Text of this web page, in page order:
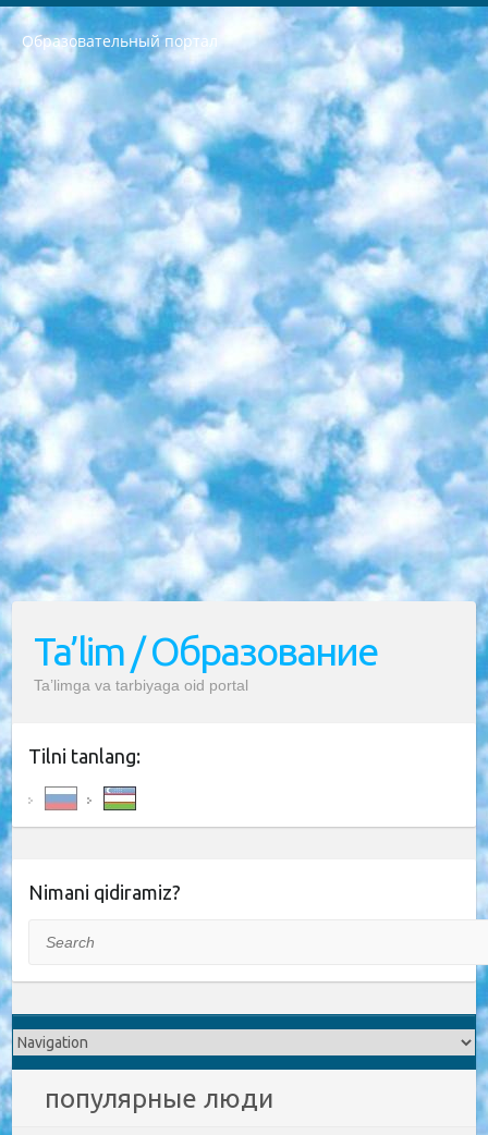
Образовательный портал
РЕСПУБЛИКА УЗБЕКИСТАН МИНИСТРЕРСТВО ДОШКОЛЬНОГО И ШКОЛЬНОГО ОБРАЗОВАНИЯ КОМАНДА в общеобразовательных учреждениях в 2023-2024 учебном году организация и проведение итоговой государственной аттестации обучающихся о Министра дошкольного и школьного образования Республики Узбекистан от 4 марта 2008 года (постановлением Минюста от 20 марта 2008 года № 1778 государственной регистрации) «Итоговое состояние учащихся общего среднего образования на основании положения об утверждении положения об аттестации общего среднего образования выпускной экзамен студентов в образовательных учреждениях в 2023-2024 учебном году В целях организации и прохождения аттестации приказываю: 1. Следующее: перечень предметов, по которым будет проводиться итоговая государственная аттестация и экзамен формы перевода согласно приложению 1; сертификаты международного образца, оценивающие уровень владения иностранными языками перечень согласно приложению 2; 2. Педагогический при специализированных образовательных учреждениях. научно-практический центр квалификации и международной оценки (Д.Давидова) 2024 г. До 25 марта: задания по предметам, по которым будет проводиться итоговая аттестация разработка и утверждение технических условий; итоговая аттестация на основании разработанного предметного задания разработка вопросов по предметам (устно и письменно), экзамен передача; общеобразовательные средние школы и специальные учебные заведения учащиеся выпускных классов школ и интернатов в агентской системе подготовка базы данных экзаменационных материалов и критериев оценки; перевод базы экзаменационных материалов на все языки обучения подать в Республиканский образовательный центр для изготовления; варианты экзаменов на основе разработанных контрольных материалов пусть будут поставлены задачи формирования. 3. Республиканский образовательный центр (Ш.Худайкулов) до 5 апреля 2024 года. до: база данных предоставленных экзаменационных материалов на все языки обучения перевод и экспертиза; для слепых, слабовидящих, глухих, слабослышащих и умственно отсталых детей учащиеся выпускных классов специализированных школ и школ-интернатов база данных экзаменационных материалов на всех преподаваемых языках подготовка критериев оценки; специализированные школы для умственно отсталых детей и технологии для учащихся выпускных классов школ-интернатов разработка соответствующих рекомендаций и критериев проведения ЕГЭ по естествознанию давать задания. 4. Педагогический при специализированных образовательных учреждениях. Научно-практический центр навыков и международной оценки (Д.Давидова), Республика образовательный центр (Худайкулов Ш.) итоговый государственный аттестационный экзамен ориентирован на творческое и логическое мышление при подготовке базы материалов учитывать введение заданий. 5. Следует отметить, что: сертификат государственного образца о знании общеобразовательного предмета и как минимум национальный уровень B1 по предметам на иностранных языках, указанным в Приложении 2. или международно признанный сертификат эквивалентного уровня студенты, изучающие определенный предмет, освобождаются от экзамена; по соответствующим предметам запланирована итоговая государственная аттестация за день до дня, путем жеребьевки Рабочей группой (в письменной форме по предметам, проводимым в форме) из числа сформированных вариантов выбрано 2 варианта; 2 выбранных варианта экзамена анонсированы на официальном сайте министерства и все выпускники по всей стране на основе этих вариантов проводит итоговую государственную аттестацию. 6. Государственное образование учащихся средних общеобразовательных учреждений. знания в соответствии с квалификационными требованиями, которые необходимо приобрести на основании стандартов итоговый (выпускной) контроль для 9 и 11 классов в целях тестирования Экзамены (далее – экзамены) состоят из предметов, перечисленных в приложении 1. будет сделано. 7. Экзамены пройдут с 26 мая по 15 июня 2024 г. (кроме науки физического воспитания). 8. Физическая для учащихся 9 классов общесредних образовательных учреждений. Экзамены по предмету «Образование, квалификация медицина» 1-6 мая 2024 года. сотрудники перевести под присмотр (с отклонениями в физическом или умственном развитии) специализированная школа для детей, школы-интернаты и со сколиозом школы-интернаты санаторного типа для больных детей исключены). 9. Он был слепым, слабовидящим и имел нарушения опорно-двигательного аппарата. экзамены в специализированных школах и интернатах для детей должны проводиться исходя из требований, предъявляемых к общеобразовательным учреждениям (физкультура кроме науки). 10. Специализированная школа для глухих и слабослышащих детей. и экзамены в интернатах и быть реализован в виде письменного теста по математике. 11. Специальность для умственно отсталых детей. Для 9 класса Родной язык и литературное письмо Государственный язык (язык обучения – узбекский). для неклассов) написано Математическое письмо Письменная/устная история Узбекистана Физическое воспитание практично Итоговый контроль Для 11 класса Написание родного языка и литературы (эссе) Математическое письмо Узбекский язык (обучение на узбекском языке) не посещающее общее среднее образование для учреждений)/Образовательное учреждение выбор письменный и устный Иностранный язык письменный/устный Письменная/устная история Узбекистана *По выбору студента:  Химия  Физика  Основы государственного права  География 10 бесплатных образовательных ресурсов - Мы составили подборку онлайн-проектов с интерактивными упражнениями, видеолекциями и статьями. Они помогут вам обрести новые и освежить старые знания бесплатно. 1. «ИНТУИТ» Старейшая образовательная площадка Рунета. Здесь вы найдёте сотни текстовых и видеокурсов на десятки различных тем — от программирования до психологии. Многие курсы подготовлены российскими университетами и крупными международными компаниями вроде Intel и Microsoft. Самостоятельное обучение бесплатное, но желающие могут оплатить услуги персональных наставников. 2. «Смартия» знакомит с актуальными профессиями и подсказывает, как им обучаться. Выбрав заинтересовавшую вас специальность — SMM-специалист, фотограф, веб-дизайнер или другую, — увидите список необходимых для неё умений. Чтобы вы могли освоить их самостоятельно, для каждого умения площадка отображает подборку ссылок на учебные материалы. Хотя «Смартия» ориентируется на русскоязычную аудиторию, часть контента всё же доступна только на английском. 3. «Лекторий Физтеха» Проект Московского физико-технического института (Физтеха). С его помощью вы можете смотреть онлайн серии лекций, записанные на видео в этом вузе. В числе доступных предметов — физика, биология, химия, информационные технологии и другие. К некоторым лекциям администрация ресурса прилагает готовые конспекты, которые можно скачивать в PDF-формате. 4. ITMOcourses Онлайн-площадка Санкт-Петербургского национального исследовательского университета информационных технологий, механики и оптики (ИТМО). Ресурс предоставляет свободный доступ к курсам, разработанным в этом вузе. Каталог материалов разбит на четыре категории: «Оптические системы и технологии», «Приборостроение и робототехника», «Информационные технологии» и «Биотехнологии». Курсы состоят из видеолекций, интерактивных демонстраций и заданий. 5. «КиберЛенинка» Электронная научная библиотека открытого доступа. Каталог площадки регулярно обрастает текстами статей из различных научных изданий. Сгруппированные по журналам и рубрикам публикации можно читать онлайн или скачивать целиком в PDF-формате. Проект нацелен на популяризацию науки за счёт открытого доступа к качественной информации. 6. «ПостНаука» На этом ресурсе публикуют подборки видеолекций, составленные экспертами из разных отраслей и объединённые общими темами. Среди них, к примеру, есть серии «Биоинформатика и геномика», «Культура средневековой Скандинавии» и Cinema Studies о теории кино. Каждая подборка лекций — логически связанная история, рассказанная экспертом от первого лица. Кроме того, на сайте появляются научно-образовательные статьи и тесты на разные темы. 7. «Newочём» Команда проекта «Newочём» отбирает самые интересные тексты из англоязычных СМИ и переводит те из них, за которые голосуют участники сообщества «ВКонтакте». По большей части это научно-популярные статьи. Редакторы придумывают лишь заголовки, в остальном содержание переводов соответствует оригиналам. Полные тексты можно читать прямо в социальной сети. 8. InternetUrok Онлайн-база материалов по основным дисциплинам школьной программы. Информация на сайте структурирована по классам, предметам и темам (урокам). Каждый урок состоит из видеолекций и конспектов. Есть также интерактивные тренажёры и тесты для закрепления пройденного материала. Даже если вы давно окончили школу, возможность повторить программу старших классов всегда может пригодиться. 9. Edutainme Ещё один ресурс об образовании. В отличие от Newtonew, как мне кажется, Edutainme больше ориентируется на представителей индустрии: педагогов, предпринимателей, разработчиков образовательных проектов. Но и любой, кто просто стремится к саморазвитию, найдёт на сайте много полезного и интересного для себя. Например, информацию о новых курсах и образовательных сервисах. 10. Newtonew Онлайн-медиа об образовании и обучении в широком смысле. Авторы Newtonew пишут об инструментах, заведениях, тактиках и стратегиях, которые помогают учить других и получать новые знания самостоятельно. На этой площадке вы найдёте новости, обзоры, аналитические мат
Ta’lim / Образование
Ta’limga va tarbiyaga oid portal
Tilni tanlang:
Nimani qidiramiz?
популярные люди